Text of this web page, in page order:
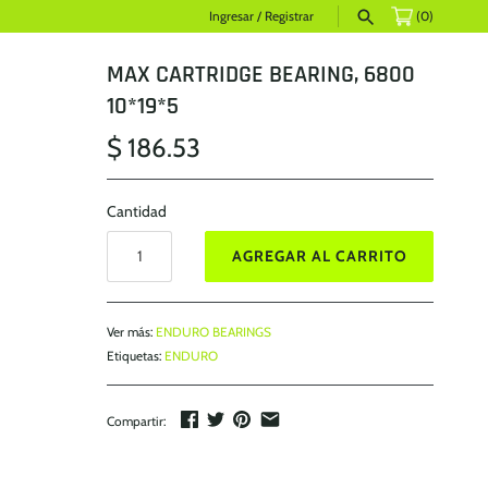
Ingresar / Registrar (0)
MAX CARTRIDGE BEARING, 6800
10*19*5
$ 186.53
Cantidad
AGREGAR AL CARRITO
Ver más: ENDURO BEARINGS
Etiquetas: ENDURO
Compartir: